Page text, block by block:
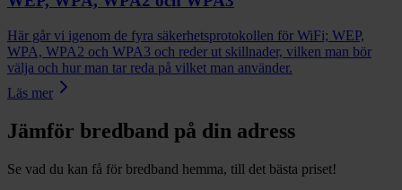
Här går vi igenom de fyra säkerhetsprotokollen för WiFi; WEP,
WPA, WPA2 och WPA3 och reder ut skillnader, vilken man bör
välja och hur man tar reda på vilket man använder.
Läs mer
Jämför bredband på din adress
Se vad du kan få för bredband hemma, till det bästa priset!